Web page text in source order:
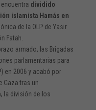
dividido
islamista Hamás en
de la OLP de Yasir
Fatah.
armado, las Brigadas
parlamentarias para
en 2006 y acabó por
Gaza tras un
la división de los